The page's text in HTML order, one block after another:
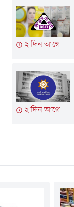
২ দিন আগে
২ দিন আগে